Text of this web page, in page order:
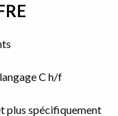
C h/f
plus spécifiquement